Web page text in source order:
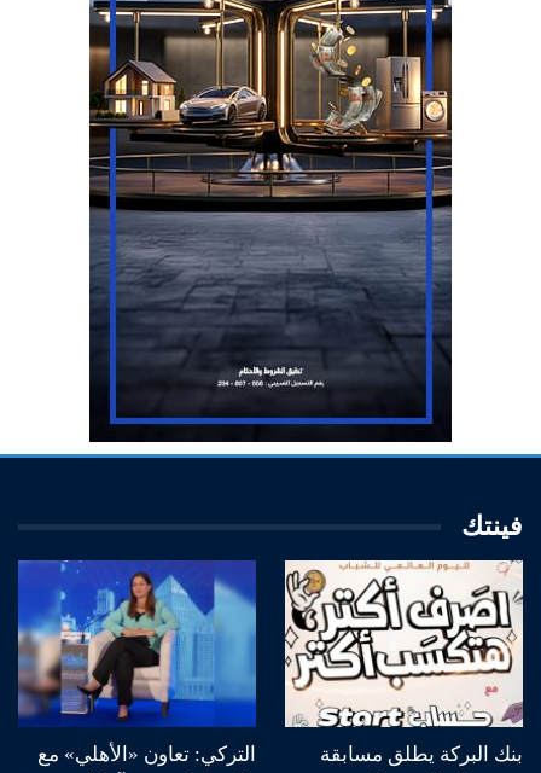
فينتك
بنك البركة يطلق مسابقة
التركي: تعاون «الأهلي» مع